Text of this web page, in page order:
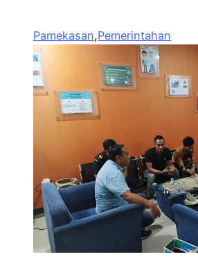
Pamekasan,Pemerintahan